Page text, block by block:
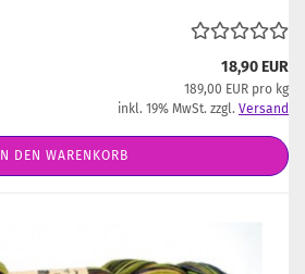
18,90 EUR
189,00 EUR pro kg
inkl. 19% MwSt. zzgl. Versand
IN DEN WARENKORB